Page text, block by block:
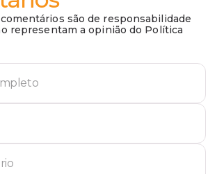
são de responsabilidade
representam a opinião do Política